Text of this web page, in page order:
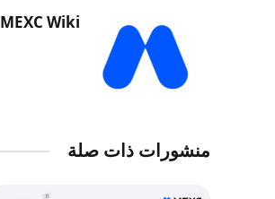
MEXC Wiki
منشورات ذات صلة